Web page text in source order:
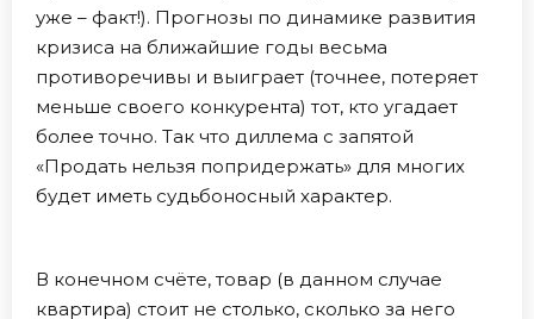
уже – факт!). Прогнозы по динамике развития
кризиса на ближайшие годы весьма
противоречивы и выиграет (точнее, потеряет
меньше своего конкурента) тот, кто угадает
более точно. Так что диллема с запятой
«Продать нельзя попридержать» для многих
будет иметь судьбоносный характер.
В конечном счёте, товар (в данном случае
квартира) стоит не столько, сколько за него